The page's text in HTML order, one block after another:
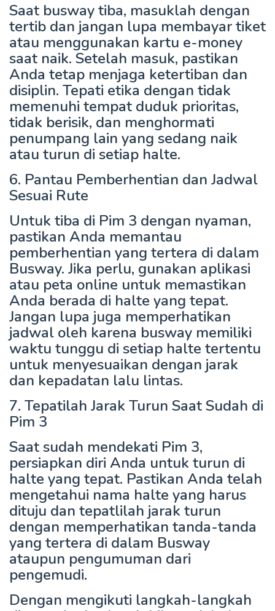
Saat busway tiba, masuklah dengan
tertib dan jangan lupa membayar tiket
atau menggunakan kartu e-money
saat naik. Setelah masuk, pastikan
Anda tetap menjaga ketertiban dan
disiplin. Tepati etika dengan tidak
memenuhi tempat duduk prioritas,
tidak berisik, dan menghormati
penumpang lain yang sedang naik
atau turun di setiap halte.
6. Pantau Pemberhentian dan Jadwal
Sesuai Rute
Untuk tiba di Pim 3 dengan nyaman,
pastikan Anda memantau
pemberhentian yang tertera di dalam
Busway. Jika perlu, gunakan aplikasi
atau peta online untuk memastikan
Anda berada di halte yang tepat.
Jangan lupa juga memperhatikan
jadwal oleh karena busway memiliki
waktu tunggu di setiap halte tertentu
untuk menyesuaikan dengan jarak
dan kepadatan lalu lintas.
7. Tepatilah Jarak Turun Saat Sudah di
Pim 3
Saat sudah mendekati Pim 3,
persiapkan diri Anda untuk turun di
halte yang tepat. Pastikan Anda telah
mengetahui nama halte yang harus
dituju dan tepatlilah jarak turun
dengan memperhatikan tanda-tanda
yang tertera di dalam Busway
ataupun pengumuman dari
pengemudi.
Dengan mengikuti langkah-langkah